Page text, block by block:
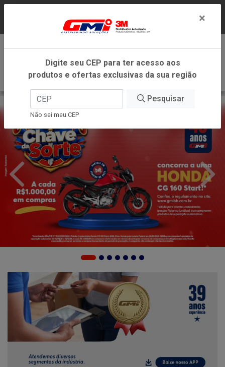
DENTRO DO ESTADO DE MINAS GERAIS.
×
Digite seu CEP para ter acesso aos
produtos e ofertas exclusivas da sua região
Pesquisar
Não sei meu CEP